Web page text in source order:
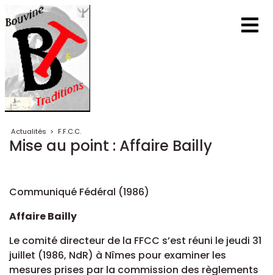
Actualités > F.F.C.C.
Mise au point : Affaire Bailly
Communiqué Fédéral (1986)
Affaire Bailly
Le comité directeur de la FFCC s’est réuni le jeudi 31
juillet (1986, NdR) à Nîmes pour examiner les
mesures prises par la commission des règlements